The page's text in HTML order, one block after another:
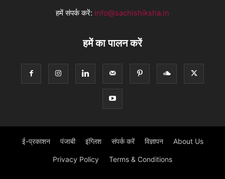
हमें संपर्क करें: info@sachishiksha.in
हमें का पालन करें
ई-प्रकाशन पंजाबी इंग्लिश संपर्क करें विज्ञापन About Us
Privacy Policy Terms & Conditions